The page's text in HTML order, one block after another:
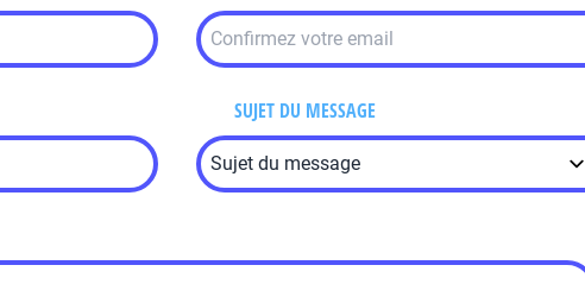
SUJET DU MESSAGE